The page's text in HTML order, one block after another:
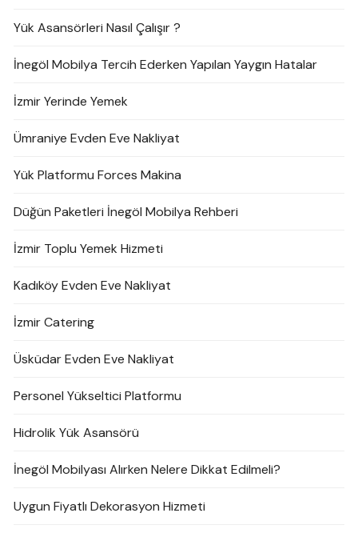
Yük Asansörleri Nasıl Çalışır ?
İnegöl Mobilya Tercih Ederken Yapılan Yaygın Hatalar
İzmir Yerinde Yemek
Ümraniye Evden Eve Nakliyat
Yük Platformu Forces Makina
Düğün Paketleri İnegöl Mobilya Rehberi
İzmir Toplu Yemek Hizmeti
Kadıköy Evden Eve Nakliyat
İzmir Catering
Üsküdar Evden Eve Nakliyat
Personel Yükseltici Platformu
Hidrolik Yük Asansörü
İnegöl Mobilyası Alırken Nelere Dikkat Edilmeli?
Uygun Fiyatlı Dekorasyon Hizmeti